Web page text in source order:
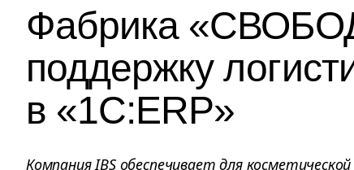
Фабрика
поддержку
в «1С:ERP»
Компания IBS обеспечивает для